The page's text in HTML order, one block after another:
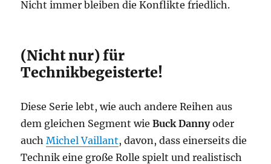
Nicht immer bleiben die Konflikte friedlich.
(Nicht nur) für
Technikbegeisterte!
Diese Serie lebt, wie auch andere Reihen aus
dem gleichen Segment wieBuck Dannyoder
auchMichel Vaillant, davon, dass einerseits die
Technik eine große Rolle spielt und realistisch